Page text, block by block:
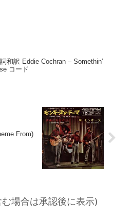
和訳 Eddie Cochran – Somethin’
コード
From)
む場合は承認後に表示)